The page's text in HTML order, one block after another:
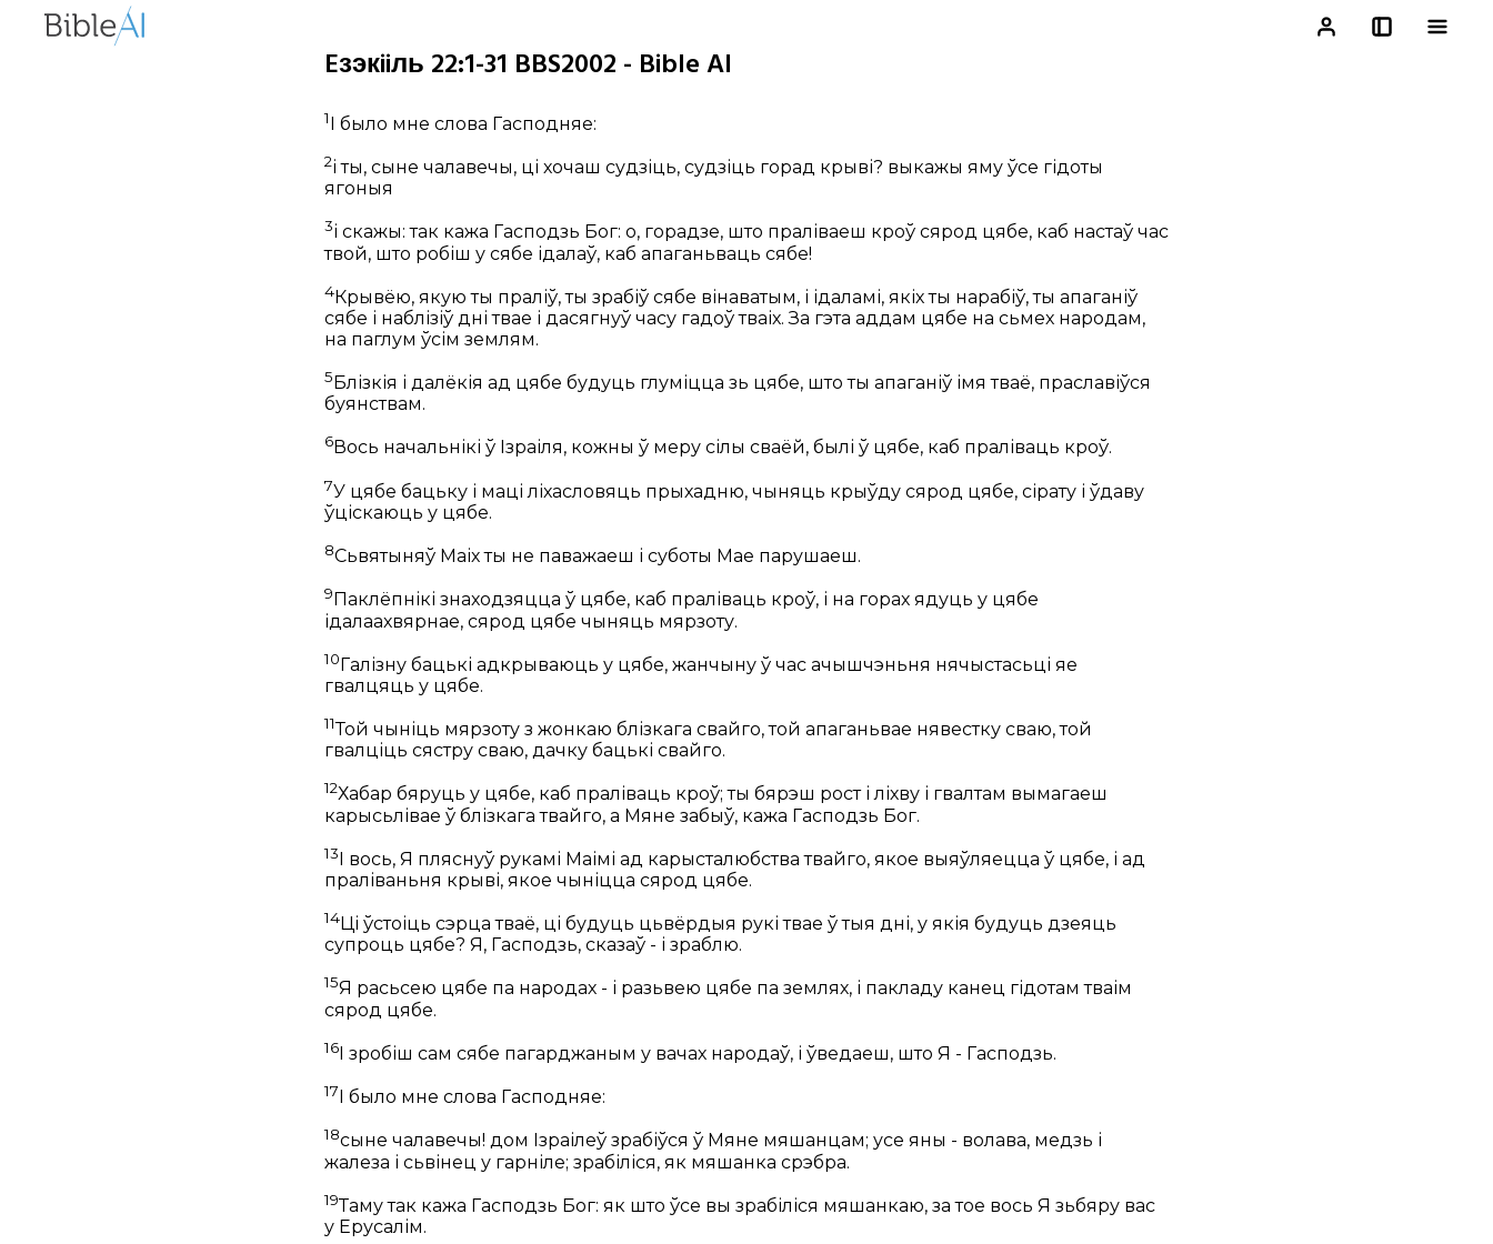
Eзэкiiль 22:1-31 BBS2002 - Bible AI
1І было мне слова Гасподняе:
2і ты, сыне чалавечы, ці хочаш судзіць, судзіць горад крыві? выкажы яму ўсе гідоты
ягоныя
3і скажы: так кажа Гасподзь Бог: о, горадзе, што праліваеш кроў сярод цябе, каб настаў час
твой, што робіш у сябе ідалаў, каб апаганьваць сябе!
4Крывёю, якую ты праліў, ты зрабіў сябе вінаватым, і ідаламі, якіх ты нарабіў, ты апаганіў
сябе і наблізіў дні твае і дасягнуў часу гадоў тваіх. За гэта аддам цябе на сьмех народам,
на паглум ўсім землям.
5 Блізкія і далёкія ад цябе будуць глуміцца зь цябе, што ты апаганіў імя тваё, праславіўся
буянствам.
6Вось начальнікі ў Ізраіля, кожны ў меру сілы сваёй, былі ў цябе, каб праліваць кроў.
7У цябе бацьку і маці ліхасловяць прыхадню, чыняць крыўду сярод цябе, сірату і ўдаву
ўціскаюць у цябе.
8Сьвятыняў Маіх ты не паважаеш і суботы Мае парушаеш.
9 Паклёпнікі знаходзяцца ў цябе, каб праліваць кроў, і на горах ядуць у цябе
ідалаахвярнае, сярод цябе чыняць мярзоту.
10Галізну бацькі адкрываюць у цябе, жанчыну ў час ачышчэньня нячыстасьці яе
гвалцяць у цябе.
11Той чыніць мярзоту з жонкаю блізкага свайго, той апаганьвае нявестку сваю, той
гвалціць сястру сваю, дачку бацькі свайго.
12Хабар бяруць у цябе, каб праліваць кроў; ты бярэш рост і ліхву і гвалтам вымагаеш
карысьлівае ў блізкага твайго, а Мяне забыў, кажа Гасподзь Бог.
13І вось, Я пляснуў рукамі Маімі ад карысталюбства твайго, якое выяўляецца ў цябе, і ад
праліваньня крыві, якое чыніцца сярод цябе.
14Ці ўстоіць сэрца тваё, ці будуць цьвёрдыя рукі твае ў тыя дні, у якія будуць дзеяць
супроць цябе? Я, Гасподзь, сказаў - і зраблю.
15Я расьсею цябе па народах - і разьвею цябе па землях, і пакладу канец гідотам тваім
сярод цябе.
16І зробіш сам сябе пагарджаным у вачах народаў, і ўведаеш, што Я - Гасподзь.
17 І было мне слова Гасподняе:
18сыне чалавечы! дом Ізраілеў зрабіўся ў Мяне мяшанцам; усе яны - волава, медзь і
жалеза і сьвінец у гарніле; зрабіліся, як мяшанка срэбра.
19Таму так кажа Гасподзь Бог: як што ўсе вы зрабіліся мяшанкаю, за тое вось Я зьбяру вас
у Ерусалім.